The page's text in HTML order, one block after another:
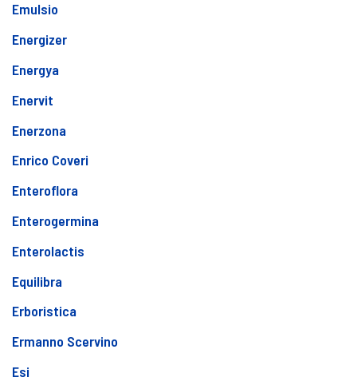
Emulsio
Energizer
Energya
Enervit
Enerzona
Enrico Coveri
Enteroflora
Enterogermina
Enterolactis
Equilibra
Erboristica
Ermanno Scervino
Esi